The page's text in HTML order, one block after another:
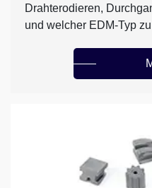
Drahterodieren,
und welcher EDM-Typ